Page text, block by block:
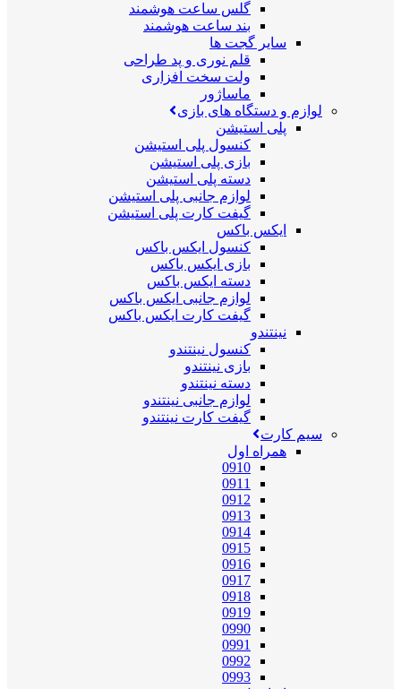
گلس ساعت هوشمند
بند ساعت هوشمند
سایر گجت ها
قلم نوری و پد طراحی
ولت سخت افزاری
ماساژور
لوازم و دستگاه های بازی
پلی استیشن
کنسول پلی استیشن
بازی پلی استیشن
دسته پلی استیشن
لوازم جانبی پلی استیشن
گیفت کارت پلی استیشن
ایکس باکس
کنسول ایکس باکس
بازی ایکس باکس
دسته ایکس باکس
لوازم جانبی ایکس باکس
گیفت کارت ایکس باکس
نینتندو
کنسول نینتندو
بازی نینتندو
دسته نینتندو
لوازم جانبی نینتندو
گیفت کارت نینتندو
سیم کارت
همراه اول
0910
0911
0912
0913
0914
0915
0916
0917
0918
0919
0990
0991
0992
0993